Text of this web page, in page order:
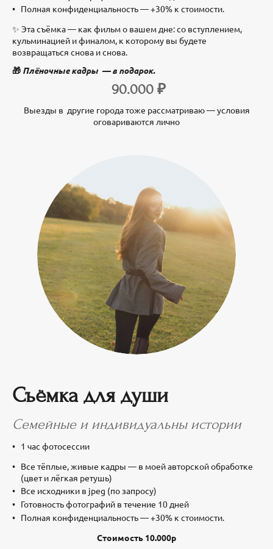
Полная конфиденциальность — +30% к стоимости.
✨ Эта съёмка — как фильм о вашем дне: со вступлением,
кульминацией и финалом, к которому вы будете
возвращаться снова и снова.
🎁 Плёночные кадры — в подарок.
90.000 ₽
Выезды в другие города тоже рассматриваю — условия
оговариваются лично
Съёмка для души
Семейные и индивидуальны истории
1 час фотосессии
Все тёплые, живые кадры — в моей авторской обработке
(цвет и лёгкая ретушь)
Все исходники в jpeg (по запросу)
Готовность фотографий в течение 10 дней
Полная конфиденциальность — +30% к стоимости.
Стоимость 10.000р